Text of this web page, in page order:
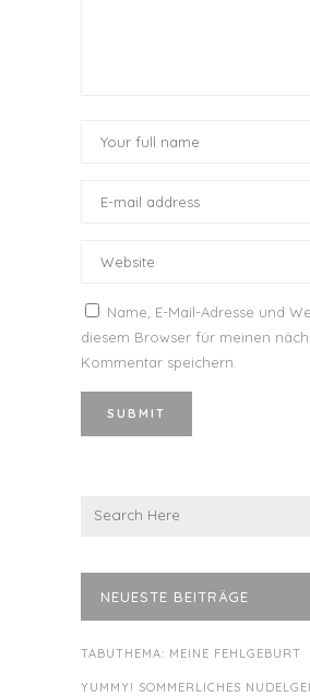
Name, E-Mail-Adresse und
diesem Browser für meinen
Kommentar speichern.
NEUESTE BEITRÄGE
TABUTHEMA: MEINE FEHLGEBURT
YUMMY! SOMMERLICHES